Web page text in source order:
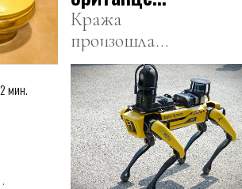
осудили за
кражу
золотого
унитаза из
поместья
Черчилля
Кража
произошла
осенью 2019
года.
2 мин.